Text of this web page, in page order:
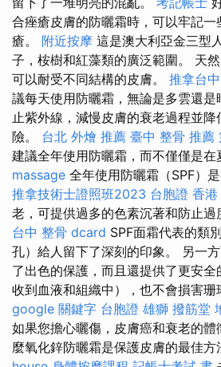
合痤瘡皮膚的防曬霜時，可以牢記一
瘡。 附近按摩 這是澳大利亞金三型
子，桉樹和紅藻類的廣泛範圍。 天
可以耐受不同結構的皮膚。 推拿台中
議每天使用防曬霜，無論是多雲還
止紫外線，減慢皮膚的衰老過程並
險。 台北 外燴 推薦 臺中 整骨 推薦
建議全年使用防曬霜，而不僅僅是在
massage 全年使用防曬霜（SPF）
推拿技術士證照班2023 台胞證 香港
老，可提供過多的色素沉著和防止過
台中 整骨 dcard SPF面霜代表的類
孔）給人留下了深刻的印象。 另一
了出色的保護，而且還提供了更安
收到血液和組織中），也不會損害珊
google 關鍵字 台胞證 雄獅 撥筋堂
如果您擔心曬傷，皮膚癌和衰老的
麼氧化鋅防曬霜是保護皮膚的最佳方